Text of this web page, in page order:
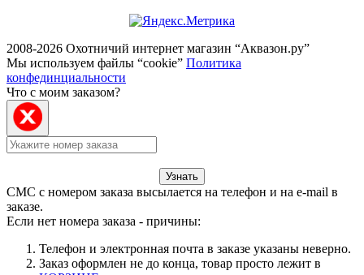
2008-2026 Охотничий интернет магазин “Аквазон.ру”
Мы используем файлы “cookie” Политика
конфединциальности
Что с моим заказом?
Узнать
СМС с номером заказа высылается на телефон и на e-mail в
заказе.
Если нет номера заказа - причины:
Телефон и электронная почта в заказе указаны неверно.
Заказ оформлен не до конца, товар просто лежит в